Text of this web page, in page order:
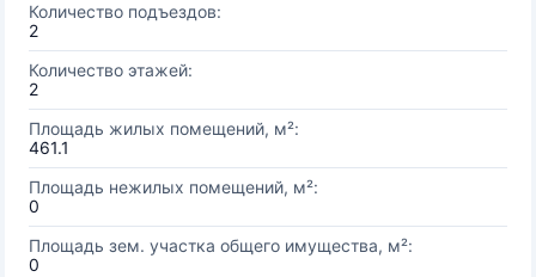
Количество подъездов:
2
Количество этажей:
2
Площадь жилых помещений, м²:
461.1
Площадь нежилых помещений, м²:
0
Площадь зем. участка общего имущества, м²:
0